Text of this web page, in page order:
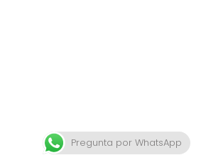
Pregunta por WhatsApp